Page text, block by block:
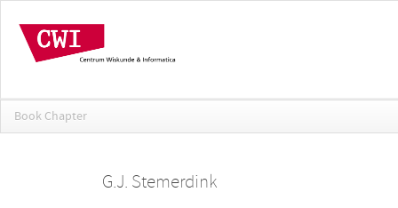
Book Chapter
G.J. Stemerdink